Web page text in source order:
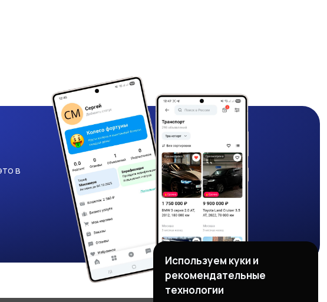
в
Используем куки и
рекомендательные
технологии